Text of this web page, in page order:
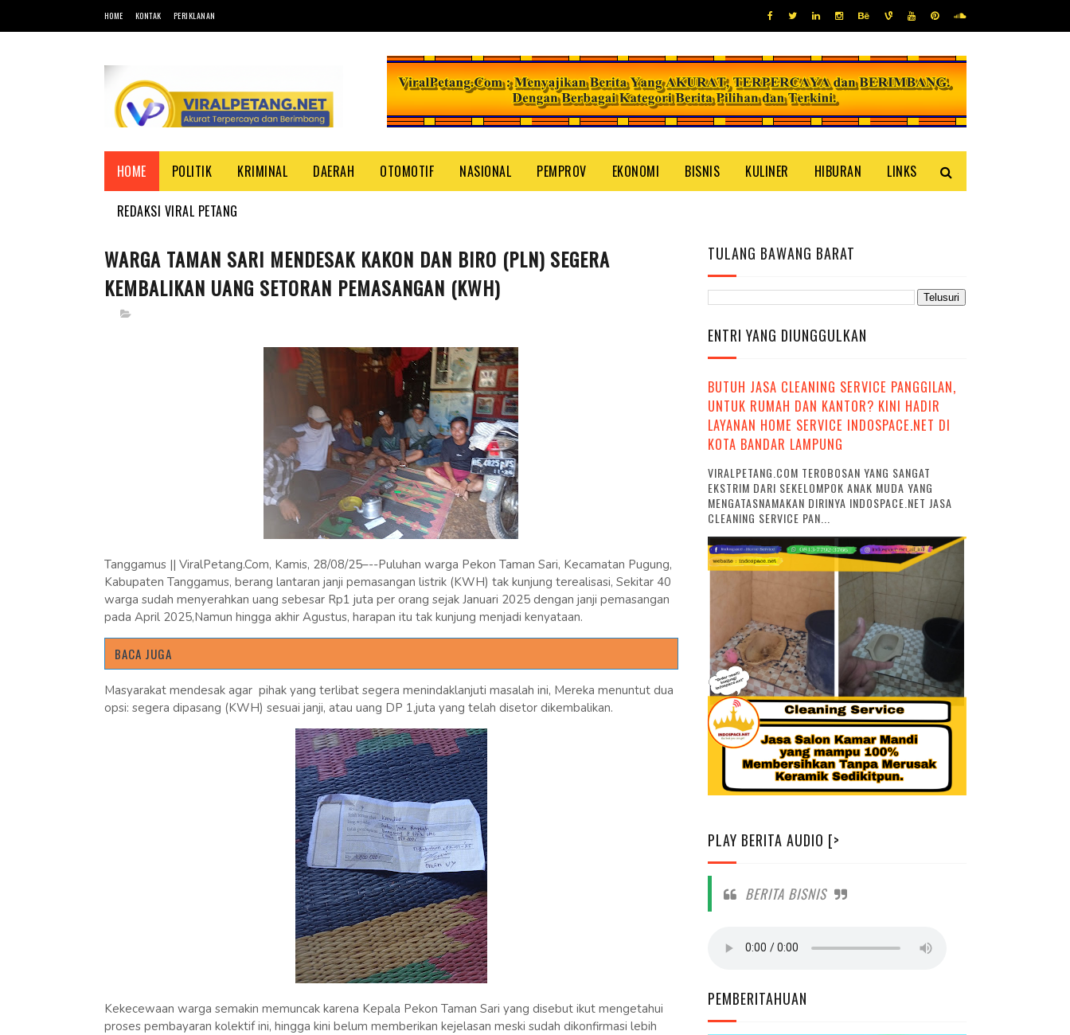
HOME KONTAK PERIKLANAN
HOME POLITIK KRIMINAL DAERAH OTOMOTIF NASIONAL PEMPROV EKONOMI BISNIS KULINER HIBURAN LINKS
REDAKSI VIRAL PETANG
WARGA TAMAN SARI MENDESAK KAKON DAN BIRO (PLN) SEGERA
KEMBALIKAN UANG SETORAN PEMASANGAN (KWH)
Tanggamus || ViralPetang.Com, Kamis, 28/08/25–--Puluhan warga Pekon Taman Sari, Kecamatan Pugung,
Kabupaten Tanggamus, berang lantaran janji pemasangan listrik (KWH) tak kunjung terealisasi, Sekitar 40
warga sudah menyerahkan uang sebesar Rp1 juta per orang sejak Januari 2025 dengan janji pemasangan
pada April 2025,Namun hingga akhir Agustus, harapan itu tak kunjung menjadi kenyataan.
BACA JUGA
Masyarakat mendesak agar pihak yang terlibat segera menindaklanjuti masalah ini, Mereka menuntut dua
opsi: segera dipasang (KWH) sesuai janji, atau uang DP 1,juta yang telah disetor dikembalikan.
Kekecewaan warga semakin memuncak karena Kepala Pekon Taman Sari yang disebut ikut mengetahui
proses pembayaran kolektif ini, hingga kini belum memberikan kejelasan meski sudah dikonfirmasi lebih
TULANG BAWANG BARAT
ENTRI YANG DIUNGGULKAN
BUTUH JASA CLEANING SERVICE PANGGILAN,
UNTUK RUMAH DAN KANTOR? KINI HADIR
LAYANAN HOME SERVICE INDOSPACE.NET DI
KOTA BANDAR LAMPUNG
VIRALPETANG.COM TEROBOSAN YANG SANGAT
EKSTRIM DARI SEKELOMPOK ANAK MUDA YANG
MENGATASNAMAKAN DIRINYA INDOSPACE.NET JASA
CLEANING SERVICE PAN...
PLAY BERITA AUDIO [>
BERITA BISNIS
PEMBERITAHUAN